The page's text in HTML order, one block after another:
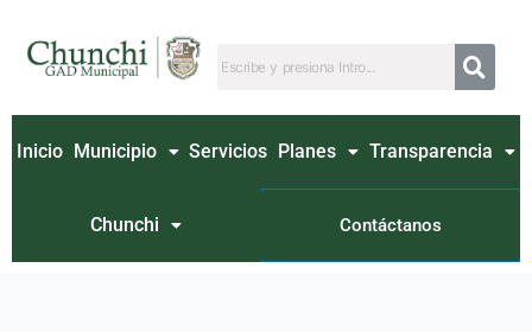
contenido
Inicio Municipio Servicios Planes Transparencia
Chunchi Contáctanos
por: